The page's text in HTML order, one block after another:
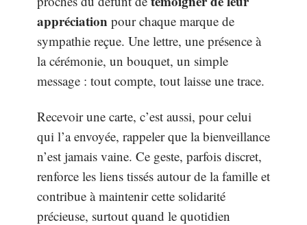
appréciation pour chaque marque de
sympathie reçue. Une lettre, une présence à
la cérémonie, un bouquet, un simple
message : tout compte, tout laisse une trace.
Recevoir une carte, c’est aussi, pour celui
qui l’a envoyée, rappeler que la bienveillance
n’est jamais vaine. Ce geste, parfois discret,
renforce les liens tissés autour de la famille et
contribue à maintenir cette solidarité
précieuse, surtout quand le quotidien